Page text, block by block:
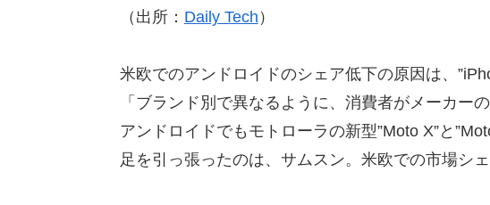
（出所： Daily Tech ）
米欧でのアンドロイドのシェア低下の原因は、
「ブランド別で異なるように、消費者がメーカー
アンドロイドでもモトローラの新型”Moto X”と
足を引っ張ったのは、サムスン。米欧での市場シ